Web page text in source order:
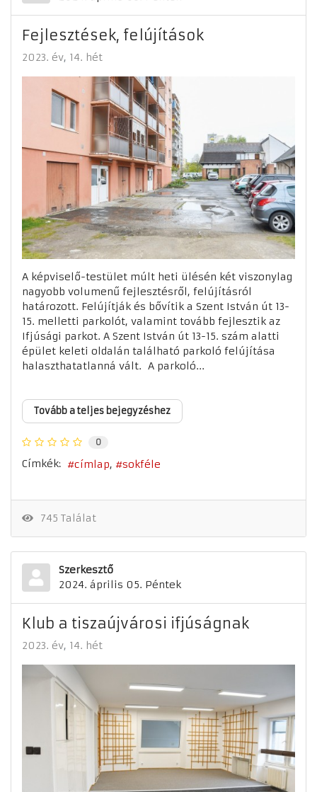
Fejlesztések, felújítások
2023. év 14. hét
A képviselő-testület múlt heti ülésén két viszonylag
nagyobb volumenű fejlesztésről, felújításról
határozott. Felújítják és bővítik a Szent István út 13-
15. melletti parkolót, valamint tovább fejlesztik az
Ifjúsági parkot. A Szent István út 13-15. szám alatti
épület keleti oldalán található parkoló felújítása
halaszthatatlanná vált. A parkoló...
Tovább a teljes bejegyzéshez
0
Címkék: címlap sokféle
745 Találat
Szerkesztő
2024. április 05. Péntek
Klub a tiszaújvárosi ifjúságnak
2023. év 14. hét